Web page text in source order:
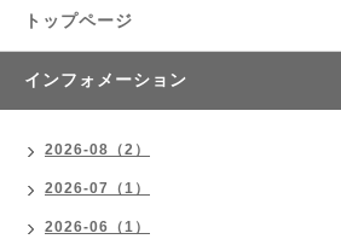
トップページ
インフォメーション
2026-08（2）
2026-07（1）
2026-06（1）